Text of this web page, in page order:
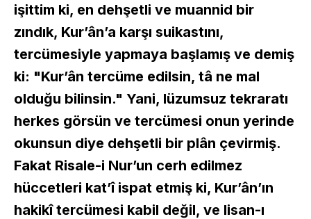
işittim ki, en dehşetli ve muannid bir
zındık, Kur’ân’a karşı suikastını,
tercümesiyle yapmaya başlamış ve demiş
ki: "Kur’ân tercüme edilsin, tâ ne mal
olduğu bilinsin." Yani, lüzumsuz tekraratı
herkes görsün ve tercümesi onun yerinde
okunsun diye dehşetli bir plân çevirmiş.
Fakat Risale-i Nur’un cerh edilmez
hüccetleri kat’î ispat etmiş ki, Kur’ân’ın
hakikî tercümesi kabil değil, ve lisan-ı